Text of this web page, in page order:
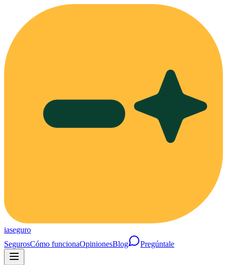
iaseguro
SegurosCómo funcionaOpinionesBlog Pregúntale